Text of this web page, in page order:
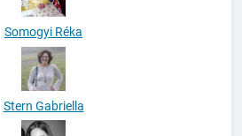
Somogyi Réka
Stern Gabriella